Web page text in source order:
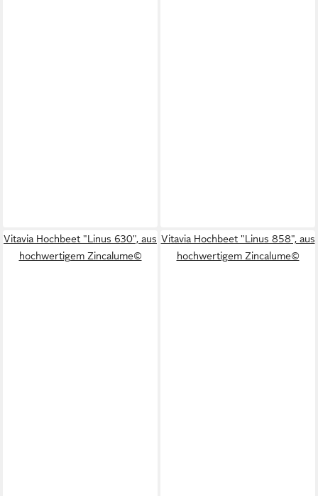
Vitavia Hochbeet "Linus 630", aus
hochwertigem Zincalume©
Vitavia Hochbeet "Linus 858", aus
hochwertigem Zincalume©